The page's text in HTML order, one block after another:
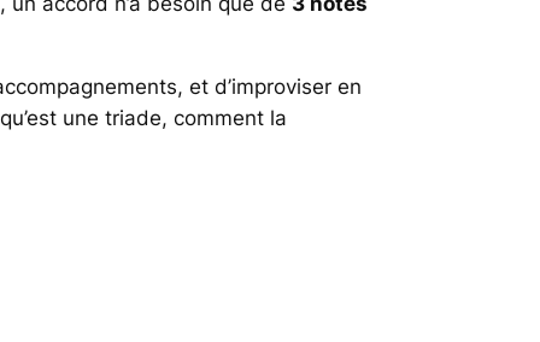
et d’improviser en
une triade, comment la